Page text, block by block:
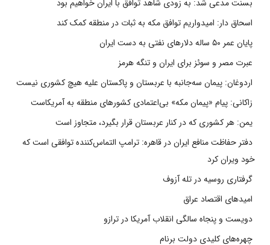
بسنت مدعی شد: به زودی شاهد توافق با ایران خواهیم بود
اسحاق دار: امیدواریم توافق مکه به ثبات در منطقه کمک کند
پایان عمر ۵۰ ساله دلارهای نفتی به دست ایران
عبرت مصر و سوئز برای ایران و تنگه هرمز
اردوغان: پیمان سه‌جانبه با عربستان و پاکستان علیه هیچ کشوری نیست
زاکانی: پیام «پیمان مکه» بی‌اعتمادی کشورهای منطقه به آمریکاست
یمن: هر کشوری که در کنار عربستان قرار بگیرد، متجاوز است
دفتر حفاظت منافع ایران در قاهره: ترامپ التماس‌کننده توافقی است که
خود ویران کرد
گرفتاری روسیه در تله آزوف
امیدهای اقتصاد عراق
دویست و پنجاه سالگی انقلاب آمریکا در ترازو
چهره‌های کلیدی دولت برنام